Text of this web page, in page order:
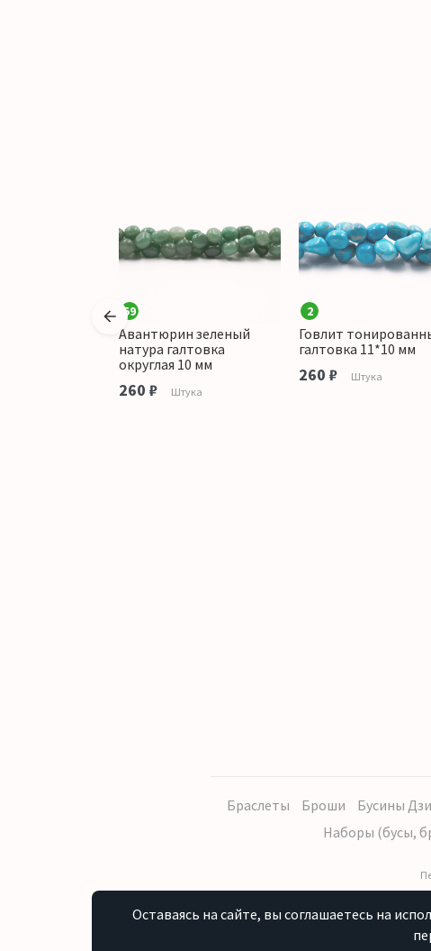
59
Авантюрин зеленый
натура галтовка
округлая 10 мм
260 ₽ Штука
2
Говлит
галтовка 11*10 мм
260 ₽ Штука
Браслеты Броши Бусины
Наборы (бусы,
Оставаясь на сайте, вы соглашаетесь на